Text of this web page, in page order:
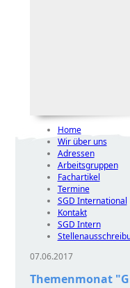
Home
Wir über uns
Adressen
Arbeitsgruppen
Fachartikel
Termine
SGD International
Kontakt
SGD Intern
07.06.2017
Themenmonat